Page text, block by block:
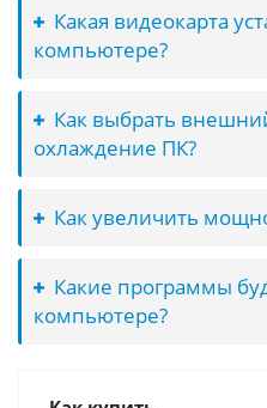
Какая видеокарта
компьютере?
Как выбрать
охлаждение ПК?
Как увеличить
Какие программы
компьютере?